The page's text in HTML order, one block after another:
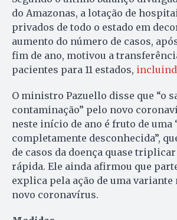
do Amazonas, a lotação de
privados de todo o estado em
aumento do número de casos,
fim de ano, motivou a
pacientes para 11 estados,
O ministro Pazuello disse que “o
contaminação” pelo novo
neste início de ano é fruto de uma
completamente desconhecida”,
de casos da doença quase
rápida. Ele ainda afirmou que
explica pela ação de uma variante
novo coronavírus.